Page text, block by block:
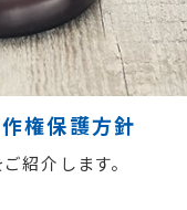
権保護方針
紹介します。